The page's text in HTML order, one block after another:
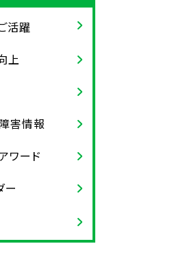
活躍
上
害情報
ワード
ー